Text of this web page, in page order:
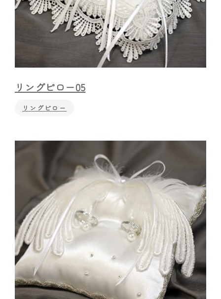
リングピロー05
リングピロー